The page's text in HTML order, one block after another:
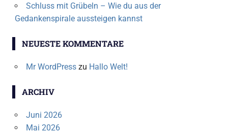
Schluss mit Grübeln – Wie du aus der
Gedankenspirale aussteigen kannst
NEUESTE KOMMENTARE
Mr WordPresszu Hallo Welt!
ARCHIV
Juni 2026
Mai 2026